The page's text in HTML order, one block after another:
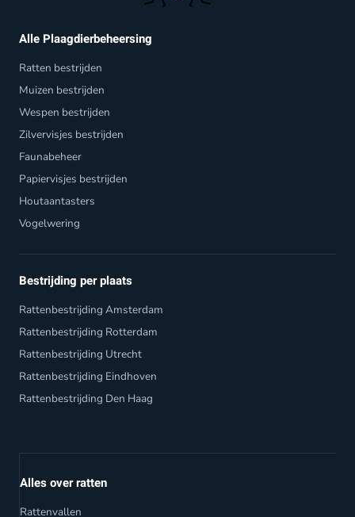
Alle Plaagdierbeheersing
Ratten bestrijden
Muizen bestrijden
Wespen bestrijden
Zilvervisjes bestrijden
Faunabeheer
Papiervisjes bestrijden
Houtaantasters
Vogelwering
Bestrijding per plaats
Rattenbestrijding Amsterdam
Rattenbestrijding Rotterdam
Rattenbestrijding Utrecht
Rattenbestrijding Eindhoven
Rattenbestrijding Den Haag
Alles over ratten
Rattenvallen